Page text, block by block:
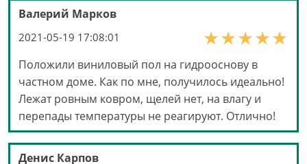
Валерий Марков
2021-05-19 17:08:01
Положили виниловый пол на гидрооснову в
частном доме. Как по мне, получилось идеально!
Лежат ровным ковром, щелей нет, на влагу и
перепады температуры не реагируют. Отлично!
Денис Карпов